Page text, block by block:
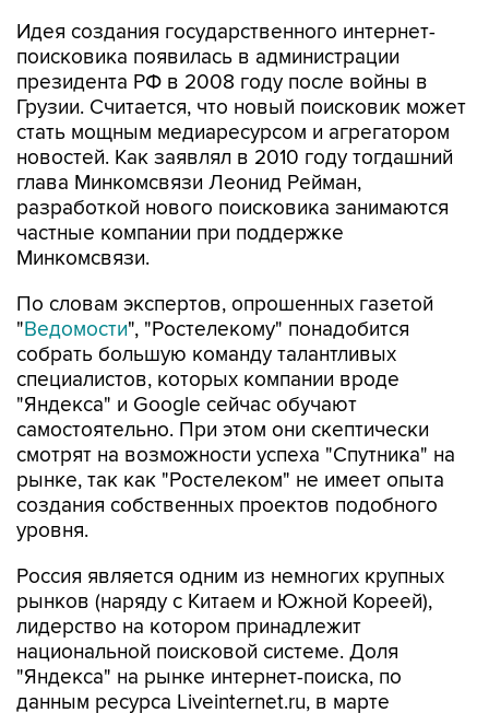
Идея создания государственного интернет-
поисковика появилась в администрации
президента РФ в 2008 году после войны в
Грузии. Считается, что новый поисковик может
стать мощным медиаресурсом и агрегатором
новостей. Как заявлял в 2010 году тогдашний
глава Минкомсвязи Леонид Рейман,
разработкой нового поисковика занимаются
частные компании при поддержке
Минкомсвязи.
По словам экспертов, опрошенных газетой
"Ведомости", "Ростелекому" понадобится
собрать большую команду талантливых
специалистов, которых компании вроде
"Яндекса" и Google сейчас обучают
самостоятельно. При этом они скептически
смотрят на возможности успеха "Спутника" на
рынке, так как "Ростелеком" не имеет опыта
создания собственных проектов подобного
уровня.
Россия является одним из немногих крупных
рынков (наряду с Китаем и Южной Кореей),
лидерство на котором принадлежит
национальной поисковой системе. Доля
"Яндекса" на рынке интернет-поиска, по
данным ресурса Liveinternet.ru, в марте